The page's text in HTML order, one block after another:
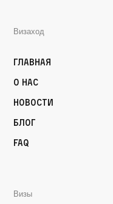
Визаход
Главная
О нас
Новости
Блог
FAQ
Визы